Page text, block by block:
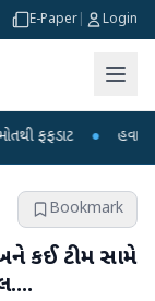
E-Paper Login
● હવામાન વિભાગે
Bookmark
કઈ ટીમ સામે